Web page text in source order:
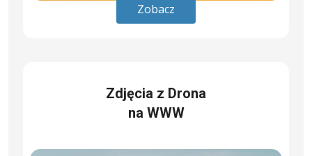
Zobacz
Zdjęcia z Drona
na WWW